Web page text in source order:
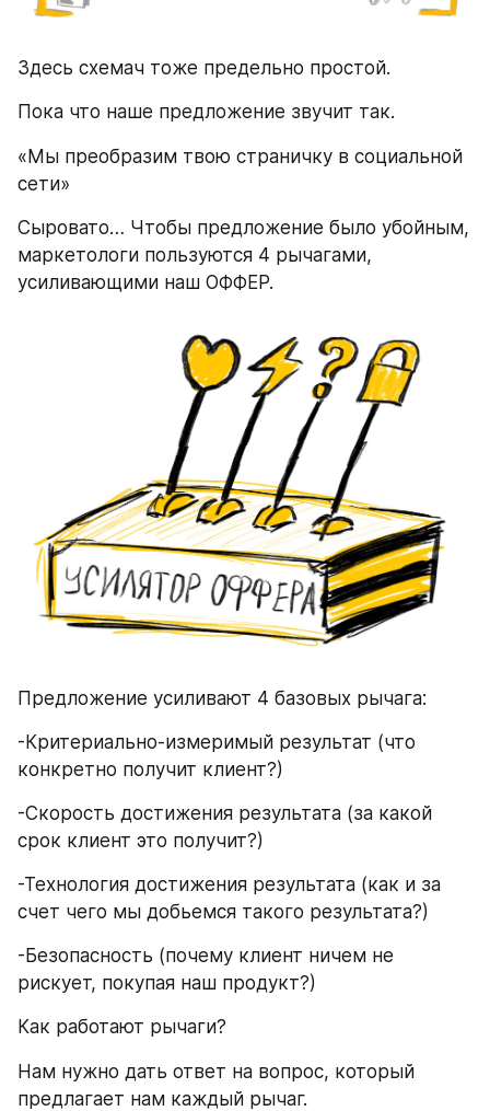
Здесь схемач тоже предельно простой.
Пока что наше предложение звучит так.
«Мы преобразим твою страничку в социальной
сети»
Сыровато… Чтобы предложение было убойным,
маркетологи пользуются 4 рычагами,
усиливающими наш ОФФЕР.
Предложение усиливают 4 базовых рычага:
-Критериально-измеримый результат (что
конкретно получит клиент?)
-Скорость достижения результата (за какой
срок клиент это получит?)
-Технология достижения результата (как и за
счет чего мы добьемся такого результата?)
-Безопасность (почему клиент ничем не
рискует, покупая наш продукт?)
Как работают рычаги?
Нам нужно дать ответ на вопрос, который
предлагает нам каждый рычаг.